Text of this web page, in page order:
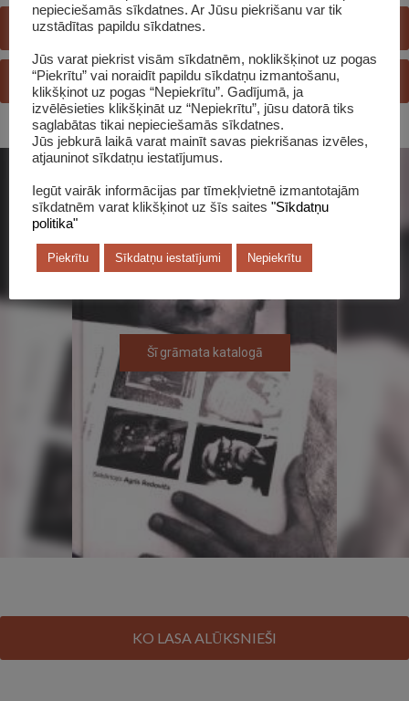
REĢISTRĒTIES BIBLIOTĒKĀ
JAUTĀ BIBLIOTEKĀRAM
Šī grāmata katalogā
KO LASA ALŪKSNIEŠI
nepieciešamās sīkdatnes. Ar Jūsu piekrišanu var tik
uzstādītas papildu sīkdatnes.
Jūs varat piekrist visām sīkdatnēm, noklikšķinot uz pogas
“Piekrītu” vai noraidīt papildu sīkdatņu izmantošanu,
klikšķinot uz pogas “Nepiekrītu”. Gadījumā, ja
izvēlēsieties klikšķināt uz “Nepiekrītu”, jūsu datorā tiks
saglabātas tikai nepieciešamās sīkdatnes.
Jūs jebkurā laikā varat mainīt savas piekrišanas izvēles,
atjauninot sīkdatņu iestatījumus.
Iegūt vairāk informācijas par tīmekļvietnē izmantotajām
sīkdatnēm varat klikšķinot uz šīs saites "Sīkdatņu
politika"
Piekrītu Sīkdatņu iestatījumi Nepiekrītu